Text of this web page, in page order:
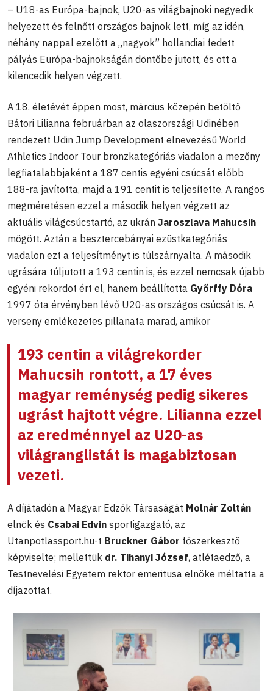
– U18-as Európa-bajnok, U20-as világbajnoki negyedik
helyezett és felnőtt országos bajnok lett, míg az idén,
néhány nappal ezelőtt a „nagyok” hollandiai fedett
pályás Európa-bajnokságán döntőbe jutott, és ott a
kilencedik helyen végzett.
A 18. életévét éppen most, március közepén betöltő
Bátori Lilianna februárban az olaszországi Udinében
rendezett Udin Jump Development elnevezésű World
Athletics Indoor Tour bronzkategóriás viadalon a mezőny
legfiatalabbjaként a 187 centis egyéni csúcsát előbb
188-ra javította, majd a 191 centit is teljesítette. A rangos
megméretésen ezzel a második helyen végzett az
aktuális világcsúcstartó, az ukrán Jaroszlava Mahucsih
mögött. Aztán a besztercebányai ezüstkategóriás
viadalon ezt a teljesítményt is túlszárnyalta. A második
ugrására túljutott a 193 centin is, és ezzel nemcsak újabb
egyéni rekordot ért el, hanem beállította Győrffy Dóra
1997 óta érvényben lévő U20-as országos csúcsát is. A
verseny emlékezetes pillanata marad, amikor
193 centin a világrekorder
Mahucsih rontott, a 17 éves
magyar reménység pedig sikeres
ugrást hajtott végre. Lilianna ezzel
az eredménnyel az U20-as
világranglistát is magabiztosan
vezeti.
A díjátadón a Magyar Edzők Társaságát Molnár Zoltán
elnök és Csabai Edvin sportigazgató, az
Utanpotlassport.hu-t Bruckner Gábor főszerkesztő
képviselte; mellettük dr. Tihanyi József, atlétaedző, a
Testnevelési Egyetem rektor emeritusa elnöke méltatta a
díjazottat.